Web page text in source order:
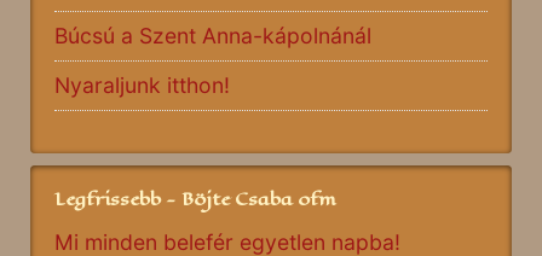
Búcsú a Szent Anna-kápolnánál
Nyaraljunk itthon!
Legfrissebb - Böjte Csaba ofm
Mi minden belefér egyetlen napba!